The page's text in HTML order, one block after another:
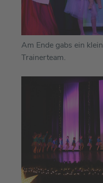
Am Ende gabs ein
Trainerteam.